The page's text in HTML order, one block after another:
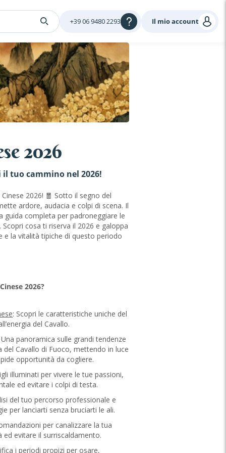
Il mio account
+39 06 9480 2293
2026
tuo cammino nel 2026!
2026! 🧧 Sotto il segno del
ardore, audacia e colpi di scena. Il
completa per padroneggiare le
cosa ti riserva il 2026 e galoppa
la vitalità tipiche di questo periodo
2026?
: Scopri le caratteristiche uniche del
del Cavallo.
panoramica sulle grandi tendenze
del Cavallo di Fuoco, mettendo in luce
opportunità da cogliere.
illuminati per vivere le tue passioni,
ed evitare i colpi di testa.
del tuo percorso professionale e
per lanciarti senza bruciarti le ali.
per canalizzare la tua
evitare il surriscaldamento.
i periodi propizi per osare,